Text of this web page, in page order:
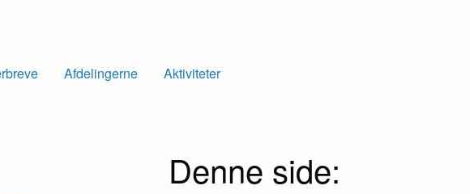
Afdelingerne
Aktiviteter
Denne side: